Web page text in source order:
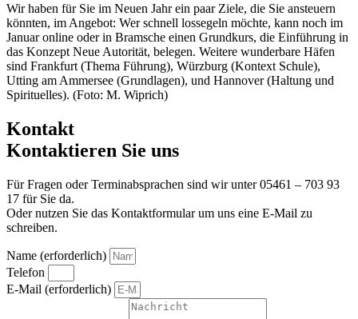
Wir haben für Sie im Neuen Jahr ein paar Ziele, die Sie ansteuern
könnten, im Angebot: Wer schnell lossegeln möchte, kann noch im
Januar online oder in Bramsche einen Grundkurs, die Einführung in
das Konzept Neue Autorität, belegen. Weitere wunderbare Häfen
sind Frankfurt (Thema Führung), Würzburg (Kontext Schule),
Utting am Ammersee (Grundlagen), und Hannover (Haltung und
Spirituelles). (Foto: M. Wiprich)
Kontakt
Kontaktieren Sie uns
Für Fragen oder Terminabsprachen sind wir unter 05461 – 703 93
17 für Sie da.
Oder nutzen Sie das Kontaktformular um uns eine E-Mail zu
schreiben.
Name (erforderlich)
Telefon
E-Mail (erforderlich)